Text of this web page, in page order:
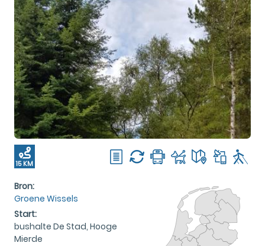
15 KM
Bron:
Groene Wissels
Start:
bushalte De Stad, Hooge
Mierde